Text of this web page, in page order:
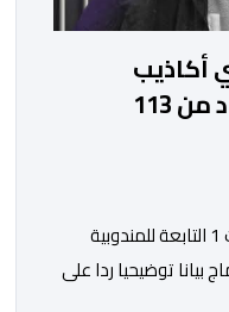
أكاذيب
المهرطقين: زيان استفاد من 113
اصدرت إدارة السجن المحلي العرجات 1 التابعة للمندوبية
بيانا توضيحيا ردا على